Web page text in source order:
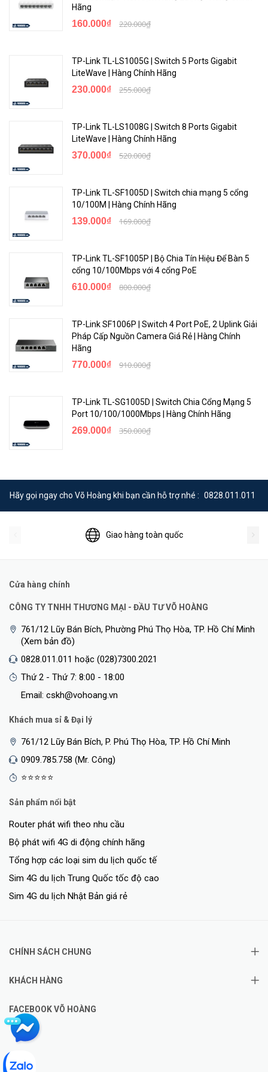
Không chỉ Switch công nghiệp Cloud Omada còn có thể quản trị các
thiết bị khác như: Router, Access Point WiFi, Switch Manager,
Switch Unmanager, Camera...
<Hotline: 0828.011.011 - (028)7300.2021 - VoHoang.vn>
Hãng
160.000₫ 220.000₫
TP-Link TL-LS1005G | Switch 5 Ports Gigabit
LiteWave | Hàng Chính Hãng
230.000₫ 255.000₫
TP-Link TL-LS1008G | Switch 8 Ports Gigabit
LiteWave | Hàng Chính Hãng
370.000₫ 520.000₫
TP-Link TL-SF1005D | Switch chia mạng 5 cổng
10/100M | Hàng Chính Hãng
139.000₫ 169.000₫
TP-Link TL-SF1005P | Bộ Chia Tín Hiệu Để Bàn 5
cổng 10/100Mbps với 4 cổng PoE
610.000₫ 800.000₫
TP-Link SF1006P | Switch 4 Port PoE, 2 Uplink Giải
Pháp Cấp Nguồn Camera Giá Rẻ | Hàng Chính
Hãng
770.000₫ 910.000₫
TP-Link TL-SG1005D | Switch Chia Cổng Mạng 5
Port 10/100/1000Mbps | Hàng Chính Hãng
269.000₫ 350.000₫
Hãy gọi ngay cho Võ Hoàng khi bạn cần hỗ trợ nhé : 0828.011.011
Giao hàng toàn quốc
Cửa hàng chính
CÔNG TY TNHH THƯƠNG MẠI - ĐẦU TƯ VÕ HOÀNG
761/12 Lũy Bán Bích, Phường Phú Thọ Hòa, TP. Hồ Chí Minh
(Xem bản đồ)
0828.011.011 hoặc (028)7300.2021
Thứ 2 - Thứ 7: 8:00 - 18:00
Email: cskh@vohoang.vn
Khách mua sỉ & Đại lý
761/12 Lũy Bán Bích, P. Phú Thọ Hòa, TP. Hồ Chí Minh
0909.785.758 (Mr. Công)
⭐⭐⭐⭐⭐
Sản phẩm nổi bật
Router phát wifi theo nhu cầu
Bộ phát wifi 4G di động chính hãng
Tổng hợp các loại sim du lịch quốc tế
Sim 4G du lịch Trung Quốc tốc độ cao
Sim 4G du lịch Nhật Bản giá rẻ
CHÍNH SÁCH CHUNG
KHÁCH HÀNG
FACEBOOK VÕ HOÀNG